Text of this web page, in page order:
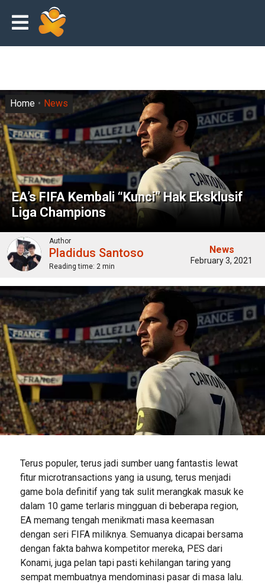
EA’s FIFA Kembali “Kunci” Hak Eksklusif
Liga Champions
Home News
Author
Pladidus Santoso
Reading time: 2 min
News
February 3, 2021
Terus populer, terus jadi sumber uang fantastis lewat
fitur microtransactions yang ia usung, terus menjadi
game bola definitif yang tak sulit merangkak masuk ke
dalam 10 game terlaris mingguan di beberapa region,
EA memang tengah menikmati masa keemasan
dengan seri FIFA miliknya. Semuanya dicapai bersama
dengan fakta bahwa kompetitor mereka, PES dari
Konami, juga pelan tapi pasti kehilangan taring yang
sempat membuatnya mendominasi pasar di masa lalu.